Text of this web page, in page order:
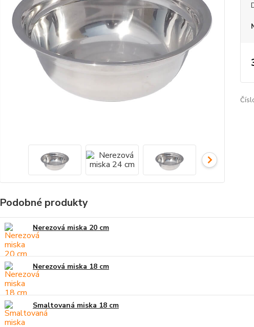
Podobné produkty
Nerezová miska 20 cm
Nerezová miska 18 cm
Smaltovaná miska 18 cm